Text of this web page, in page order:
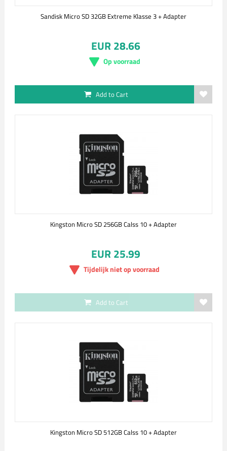
Sandisk Micro SD 32GB Extreme Klasse 3 + Adapter
EUR 28.66
Op voorraad
Add to Cart
Kingston Micro SD 256GB Calss 10 + Adapter
EUR 25.99
Tijdelijk niet op voorraad
Add to Cart
Kingston Micro SD 512GB Calss 10 + Adapter